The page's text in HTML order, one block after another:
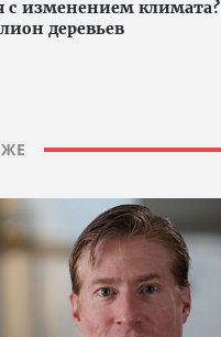
с изменением климата?
деревьев